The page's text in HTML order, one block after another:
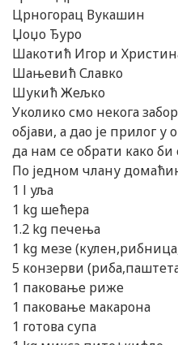
Црногорац Вукашин
Џоџо Ђуро
Шакотић Игор и
Шањевић Славко
Шукић Жељко
Уколико смо некога
објави, а дао је прилог
да нам се обрати како
По једном члану
1 l уља
1 kg шећера
1.2 kg печења
1 kg мезе
5 конзерви
1 паковање риже
1 паковање макарона
1 готова супа